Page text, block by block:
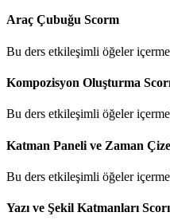
Araç Çubuğu Scorm
Bu ders etkileşimli öğeler
Kompozisyon Oluşturma
Bu ders etkileşimli öğeler
Katman Paneli ve Zaman
Bu ders etkileşimli öğeler
Yazı ve Şekil Katmanları